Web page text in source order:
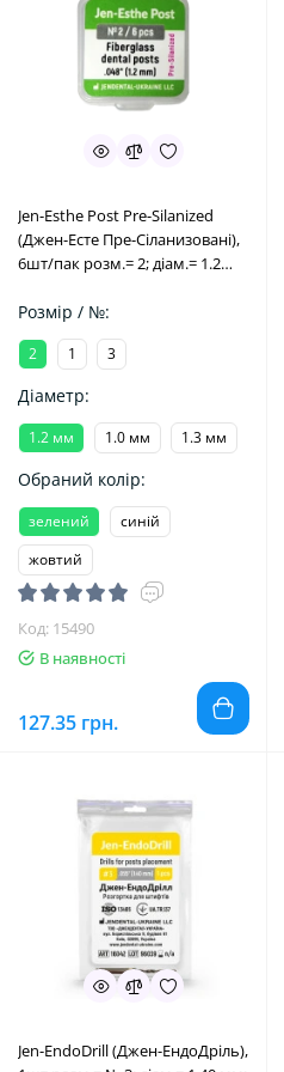
Jen-Esthe Post Pre-Silanized
(Джен-Есте Пре-Сіланизовані),
6шт/пак розм.= 2; діам.= 1.2
скловолоконні пре-
сіланізовані (Джендентал-
Україна/Джендентал-Україна)
Розмір / №:
2 1 3
Діаметр:
1.2 мм 1.0 мм 1.3 мм
Обраний колір:
зелений
синій
жовтий
Код: 15490
В наявності
127.35 грн.
Jen-EndoDrill (Джен-ЕндоДріль),